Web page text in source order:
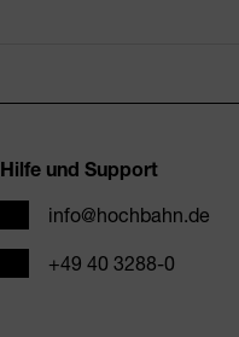
Hilfe und Support
E-Mailinfo@hochbahn.de
Telefon+49 40 3288-0